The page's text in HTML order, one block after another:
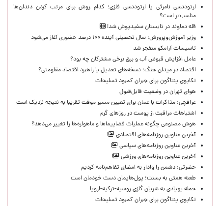
ارتودنسی نامرئی یا ارتودنسی فلزی؛ کدام روش برای مرتب کردن دندان‌ها
مناسب‌تر است؟
قله دماوند در تابستان سفیدپوش شد!
وزیر آموزش‌وپرورش: سال تحصیلی آینده ۱۰۰ درصد حضوری آغاز می‌شود
تاسیسات آرامکو منفجر شد
عامل افزایش قبوض آب و برق برخی مشترکان چه بود؟
اقتصاد در میدان جنگ؛ نسخه‌های تعدیل یا راهبرد اقتصاد مقاومتی؟
تکاپوی پنتاگون برای جبران کمبود تسلیحات
هوای تهران در وضعیت قابل‌قبول
عراقچی: مذاکرات با عمان برای تعیین مسیر موقت تقریبا به نتیجه نزدیک است
اشتباهات مراقبت از پوست در روزهای گرم
هوش مصنوعی چگونه عملیات فضاپیماها و ماهواره‌ها را تغییر می‌دهد؟
آخرین عناوین روزنامه‌های اقتصادی
آخرین عناوین روزنامه‌های سیاسی
آخرین عناوین روزنامه‌های ورزشی
حضرتی: دشمن را وادار به امضای تفاهم‌نامه کردیم
طعنه همتی به بسنت؛ پول‌هایمان دست خودمان است
حمله پهپادی به شریان گازی روسیه-ترکیه-اروپا
تکاپوی پنتاگون برای جبران کمبود تسلیحات